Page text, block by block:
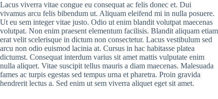
Lacus viverra vitae congue eu consequat ac felis donec et. Dui
vivamus arcu felis bibendum ut. Aliquam eleifend mi in nulla posuere.
Ut eu sem integer vitae justo. Odio ut enim blandit volutpat maecenas
volutpat. Non enim praesent elementum facilisis. Blandit aliquam etiam
erat velit scelerisque in dictum non consectetur. Lacus vestibulum sed
arcu non odio euismod lacinia at. Cursus in hac habitasse platea
dictumst. Consequat interdum varius sit amet mattis vulputate enim
nulla aliquet. Vitae suscipit tellus mauris a diam maecenas. Malesuada
fames ac turpis egestas sed tempus urna et pharetra. Proin gravida
hendrerit lectus a. Sed enim ut sem viverra aliquet eget sit amet.